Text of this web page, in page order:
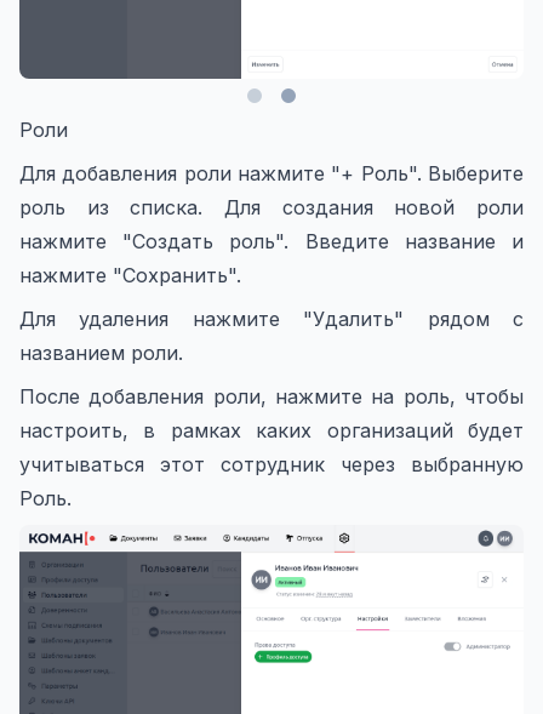
Роли
Для добавления роли нажмите "+ Роль". Выберите
роль из списка. Для создания новой роли
нажмите "Создать роль". Введите название и
нажмите "Сохранить".
Для удаления нажмите "Удалить" рядом с
названием роли.
После добавления роли, нажмите на роль, чтобы
настроить, в рамках каких организаций будет
учитываться этот сотрудник через выбранную
Роль.